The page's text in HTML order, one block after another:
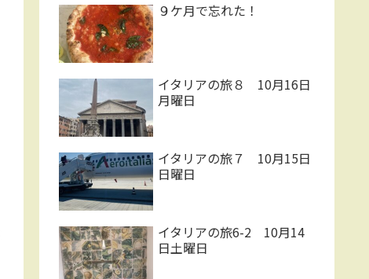
９ケ月で忘れた！
イタリアの旅８ 10月16日
月曜日
イタリアの旅７ 10月15日
日曜日
イタリアの旅6-2 10月14
日土曜日